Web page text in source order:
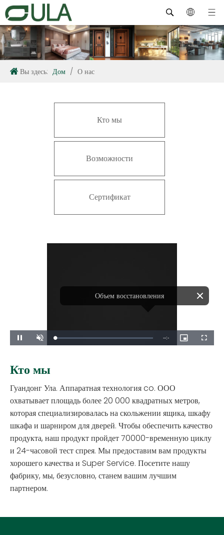
Вы здесь: Дом / О нас
Кто мы
Возможности
Сертификат
Pause Unmute Loaded:
0%
Remaining
--:-
Picture-
in-
Fullscreen
Кто мы
Гуандонг Ула. Аппаратная технология co. ООО
охватывает площадь более 20 000 квадратных метров,
которая специализировалась на скольжении ящика, шкафу
шкафа и шарниром для дверей. Чтобы обеспечить качество
продукта, наш продукт пройдет 70000-временную циклу
и 24-часовой тест спрея. Мы предоставим вам продукты
хорошего качества и Super Service. Посетите нашу
фабрику, мы, безусловно, станем вашим лучшим
партнером.